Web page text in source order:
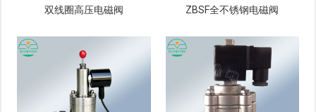
双线圈高压电磁阀 ZBSF全不锈钢电磁阀